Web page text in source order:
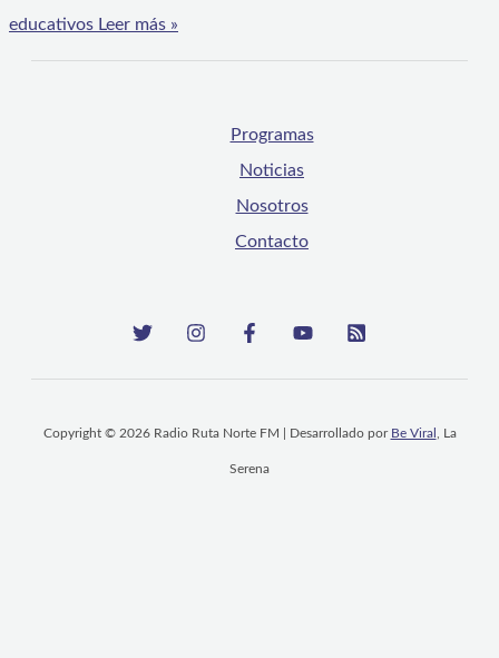
educativos Leer más »
Programas
Noticias
Nosotros
Contacto
Copyright © 2026 Radio Ruta Norte FM | Desarrollado por Be Viral , La
Serena